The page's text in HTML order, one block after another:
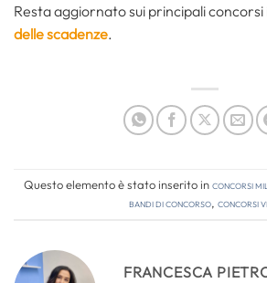
Resta aggiornato sui principali concorsi
delle scadenze.
Questo elemento è stato inserito inConcorsi
bandi di concorso, concorsi
FRANCESCA